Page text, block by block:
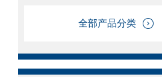
全部产品分类